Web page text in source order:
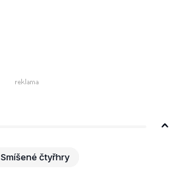
Smíšené čtyřhry